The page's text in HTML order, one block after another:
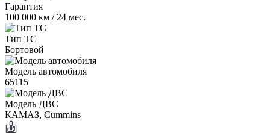
Гарантия
100 000 км / 24 мес.
Тип ТС
Бортовой
Модель автомобиля
65115
Модель ДВС
КАМАЗ, Cummins